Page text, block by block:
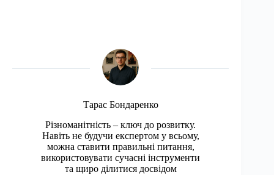
Тарас Бондаренко
Різноманітність – ключ до розвитку.
Навіть не будучи експертом у всьому,
можна ставити правильні питання,
використовувати сучасні інструменти
та щиро ділитися досвідом